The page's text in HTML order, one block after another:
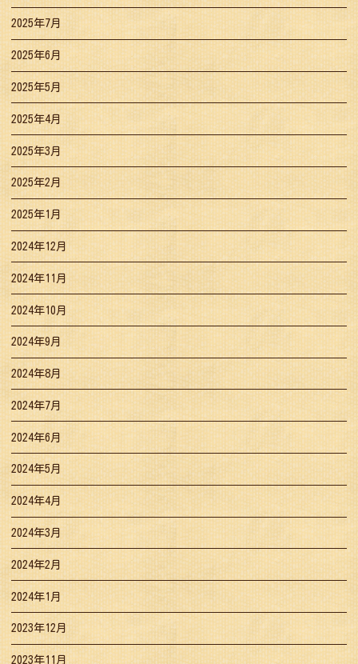
2025年7月
2025年6月
2025年5月
2025年4月
2025年3月
2025年2月
2025年1月
2024年12月
2024年11月
2024年10月
2024年9月
2024年8月
2024年7月
2024年6月
2024年5月
2024年4月
2024年3月
2024年2月
2024年1月
2023年12月
2023年11月